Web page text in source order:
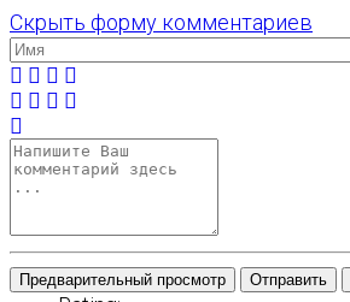
Скрыть форму комментариев
Предварительный просмотр Отправить